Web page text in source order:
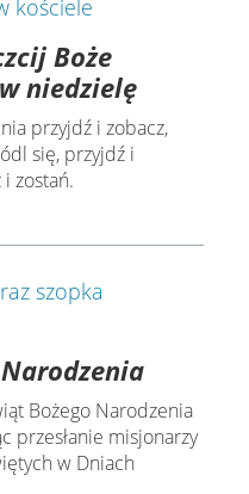
Boże
niedzielę
przyjdź i zobacz,
się, przyjdź i
zostań.
Bożego Narodzenia
przesłanie misjonarzy
w Dniach